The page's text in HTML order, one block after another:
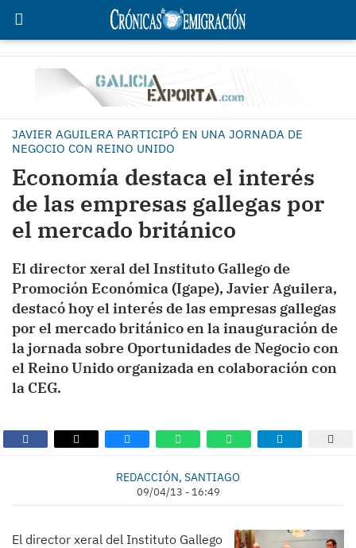
JAVIER AGUILERA PARTICIPÓ EN UNA JORNADA DE
NEGOCIO CON REINO UNIDO
Economía destaca el interés
de las empresas gallegas por
el mercado británico
El director xeral del Instituto Gallego de
Promoción Económica (Igape), Javier Aguilera,
destacó hoy el interés de las empresas gallegas
por el mercado británico en la inauguración de
la jornada sobre Oportunidades de Negocio con
el Reino Unido organizada en colaboración con
la CEG.
REDACCIÓN, SANTIAGO
09/04/13 - 16:49
El director xeral del Instituto Gallego